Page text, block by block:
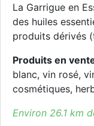
La Garrigue en
des huiles
produits dérivés
Produits en
blanc, vin rosé,
cosmétiques,
Environ 26.1 km